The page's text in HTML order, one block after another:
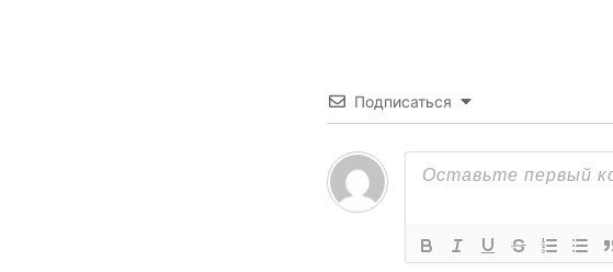
Подписаться